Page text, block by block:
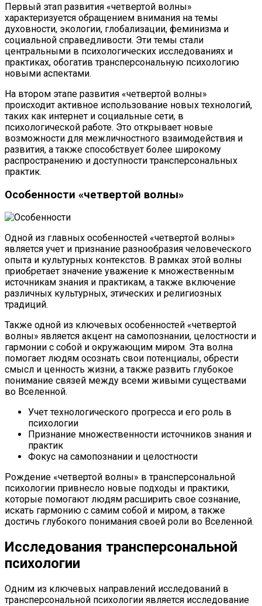
Первый этап развития «четвертой волны»
характеризуется обращением внимания на темы
духовности, экологии, глобализации, феминизма и
социальной справедливости. Эти темы стали
центральными в психологических исследованиях и
практиках, обогатив трансперсональную психологию
новыми аспектами.
На втором этапе развития «четвертой волны»
происходит активное использование новых технологий,
таких как интернет и социальные сети, в
психологической работе. Это открывает новые
возможности для межличностного взаимодействия и
развития, а также способствует более широкому
распространению и доступности трансперсональных
практик.
Особенности «четвертой волны»
Одной из главных особенностей «четвертой волны»
является учет и признание разнообразия человеческого
опыта и культурных контекстов. В рамках этой волны
приобретает значение уважение к множественным
источникам знания и практикам, а также включение
различных культурных, этических и религиозных
традиций.
Также одной из ключевых особенностей «четвертой
волны» является акцент на самопознании, целостности и
гармонии с собой и окружающим миром. Эта волна
помогает людям осознать свои потенциалы, обрести
смысл и ценность жизни, а также развить глубокое
понимание связей между всеми живыми существами
во Вселенной.
Учет технологического прогресса и его роль в
психологии
Признание множественности источников знания и
практик
Фокус на самопознании и целостности
Рождение «четвертой волны» в трансперсональной
психологии привнесло новые подходы и практики,
которые помогают людям расширить свое сознание,
искать гармонию с самим собой и миром, а также
достичь глубокого понимания своей роли во Вселенной.
Исследования трансперсональной
психологии
Одним из ключевых направлений исследований в
трансперсональной психологии является исследование